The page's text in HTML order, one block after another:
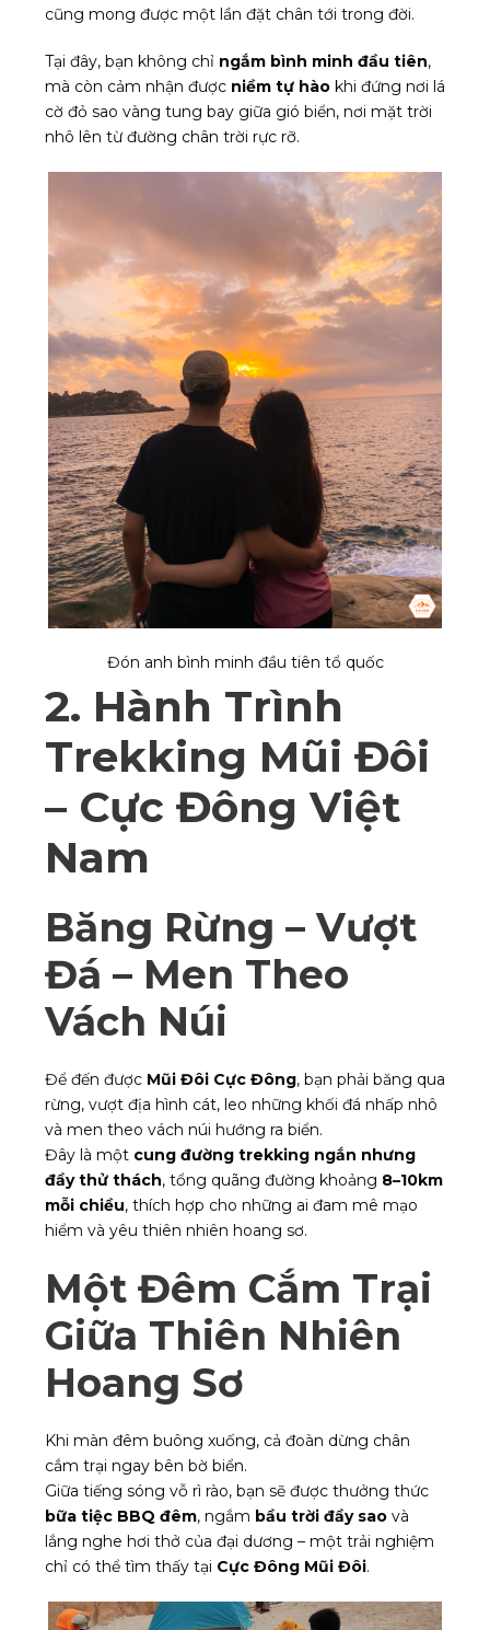
cũng mong được một lần đặt chân tới trong đời.
Tại đây, bạn không chỉ ngắm bình minh đầu tiên,
mà còn cảm nhận được niềm tự hào khi đứng nơi lá
cờ đỏ sao vàng tung bay giữa gió biển, nơi mặt trời
nhô lên từ đường chân trời rực rỡ.
Đón anh bình minh đầu tiên tổ quốc
2. Hành Trình
Trekking Mũi Đôi
– Cực Đông Việt
Nam
Băng Rừng – Vượt
Đá – Men Theo
Vách Núi
Để đến được Mũi Đôi Cực Đông, bạn phải băng qua
rừng, vượt địa hình cát, leo những khối đá nhấp nhô
và men theo vách núi hướng ra biển.
Đây là một cung đường trekking ngắn nhưng
đầy thử thách, tổng quãng đường khoảng 8–10km
mỗi chiều, thích hợp cho những ai đam mê mạo
hiểm và yêu thiên nhiên hoang sơ.
Một Đêm Cắm Trại
Giữa Thiên Nhiên
Hoang Sơ
Khi màn đêm buông xuống, cả đoàn dừng chân
cắm trại ngay bên bờ biển.
Giữa tiếng sóng vỗ rì rào, bạn sẽ được thưởng thức
bữa tiệc BBQ đêm, ngắm bầu trời đầy sao và
lắng nghe hơi thở của đại dương – một trải nghiệm
chỉ có thể tìm thấy tại Cực Đông Mũi Đôi.